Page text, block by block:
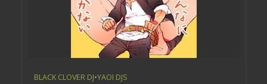
BLACK CLOVER DJ•YAOI DJS